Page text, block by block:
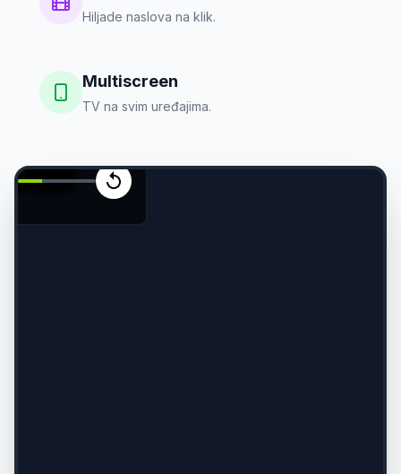
Hiljade naslova na klik.
Multiscreen
TV na svim uređajima.
reklame.
na
više
od